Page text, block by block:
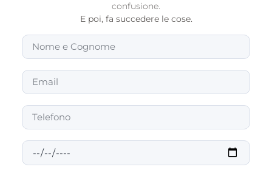
confusione.
E poi, fa succedere le cose.